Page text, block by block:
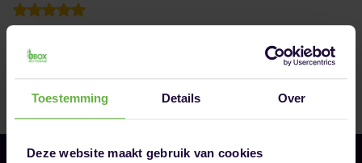
Toestemming Details Over
Deze website maakt gebruik van cookies
побывать. Смотрится всё чистым и аккуратным,
практичным.